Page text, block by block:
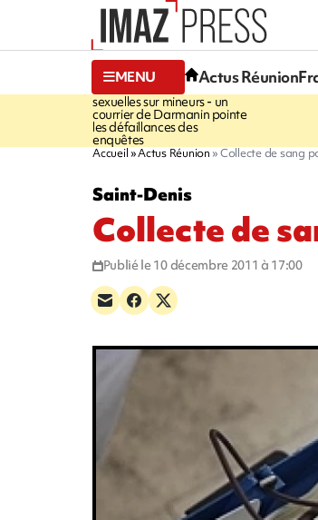
MENU Actus Réunion
13:49
Violences
sexuelles sur mineurs - un
courrier de Darmanin pointe
les défaillances des
enquêtes
Accueil Actus Réunion Collecte de sang
Saint-Denis
Collecte de
Publié le 10 décembre 2011 à 17:00